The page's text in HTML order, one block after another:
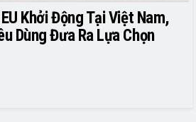
Khởi Động Tại Việt Nam,
Dùng Đưa Ra Lựa Chọn